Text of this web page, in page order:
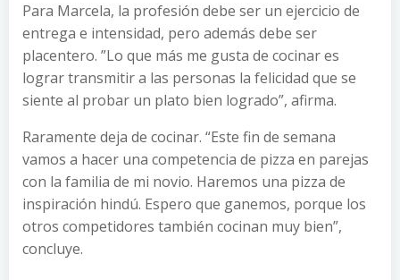
Para Marcela, la profesión debe ser un ejercicio de
entrega e intensidad, pero además debe ser
placentero. ”Lo que más me gusta de cocinar es
lograr transmitir a las personas la felicidad que se
siente al probar un plato bien logrado”, afirma.
Raramente deja de cocinar. “Este fin de semana
vamos a hacer una competencia de pizza en parejas
con la familia de mi novio. Haremos una pizza de
inspiración hindú. Espero que ganemos, porque los
otros competidores también cocinan muy bien”,
concluye.